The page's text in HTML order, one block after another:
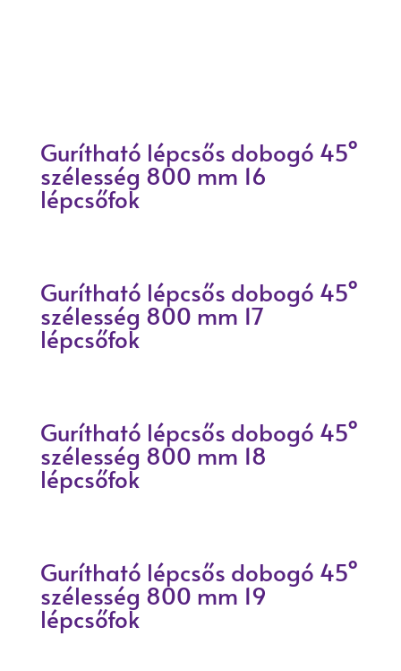
Gurítható lépcsős dobogó 45°
szélesség 800 mm 16
lépcsőfok
Gurítható lépcsős dobogó 45°
szélesség 800 mm 17
lépcsőfok
Gurítható lépcsős dobogó 45°
szélesség 800 mm 18
lépcsőfok
Gurítható lépcsős dobogó 45°
szélesség 800 mm 19
lépcsőfok